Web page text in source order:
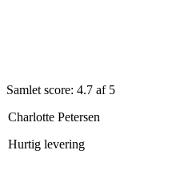
Samlet score: 4.7 af 5
Charlotte Petersen
Hurtig levering